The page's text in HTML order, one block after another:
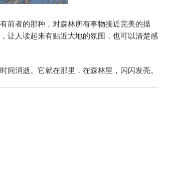
前者的那种，对森林所有事物接近完美的描
让人读起来有贴近大地的氛围，也可以清楚感
消逝。它就在那里，在森林里，闪闪发亮。